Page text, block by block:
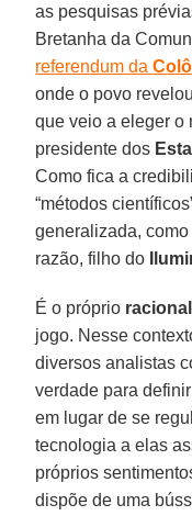
as pesquisas
Bretanha da
referendum da
onde o povo
que veio a eleger o
presidente dos
Como fica a
“métodos
generalizada,
razão, filho do
É o próprio
jogo. Nesse
diversos analistas
verdade para
em lugar de se
tecnologia a elas
próprios
dispõe de uma